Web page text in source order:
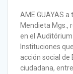
AME GUAYAS
Mendieta Mgs.,
en el
Instituciones
acción social de
ciudadana,